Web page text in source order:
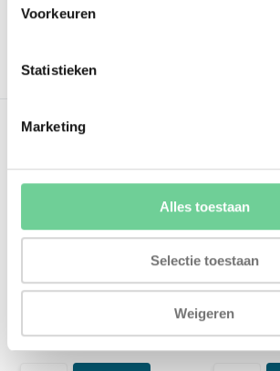
Voorkeuren
Statistieken
Marketing
Alles toestaan
Selectie toestaan
Weigeren
Vergelijk
De Raat DRS Prisma I/2
Degelijke officieel ECB-S
gecertificeerde inbraa...
Degelijke
Op